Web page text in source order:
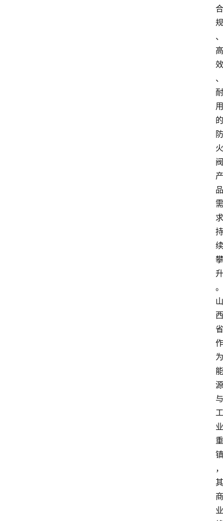
合
规
、
高
效
、
耐
用
的
防
火
阀
产
品
需
求
持
续
攀
升
。
山
西
省
作
为
能
源
与
工
业
重
镇
，
其
商
业